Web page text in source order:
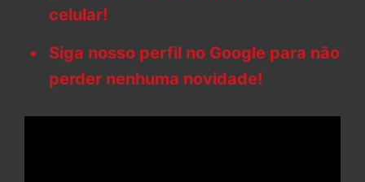
celular!
Siga nosso perfil no Google para não
perder nenhuma novidade!